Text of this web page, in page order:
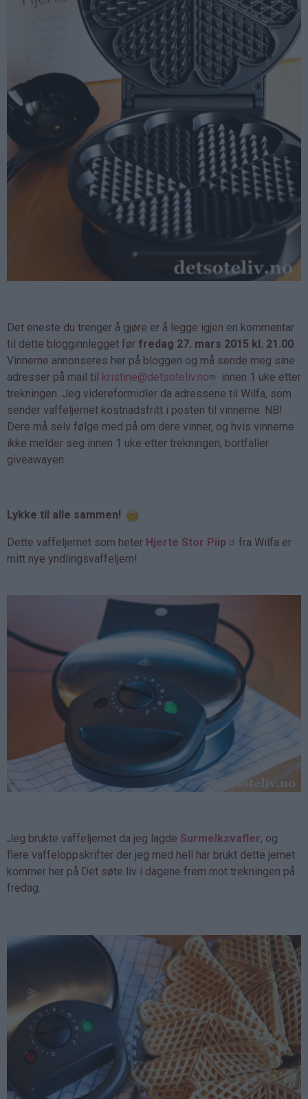
Det eneste du trenger å gjøre er å legge igjen en kommentar
til dette blogginnlegget før fredag 27. mars 2015 kl. 21.00.
Vinnerne annonseres her på bloggen og må sende meg sine
adresser på mail til kristine@detsoteliv.no
innen 1 uke etter
trekningen. Jeg videreformidler da adressene til Wilfa, som
sender vaffeljernet kostnadsfritt i posten til vinnerne. NB!
Dere må selv følge med på om dere vinner, og hvis vinnerne
ikke melder seg innen 1 uke etter trekningen, bortfaller
giveawayen.
Lykke til alle sammen!
Dette vaffeljernet som heter Hjerte Stor Piip
fra Wilfa er
mitt nye yndlingsvaffeljern!
Jeg brukte vaffeljernet da jeg lagde Surmelksvafler, og
flere vaffeloppskrifter der jeg med hell har brukt dette jernet
kommer her på Det søte liv i dagene frem mot trekningen på
fredag.